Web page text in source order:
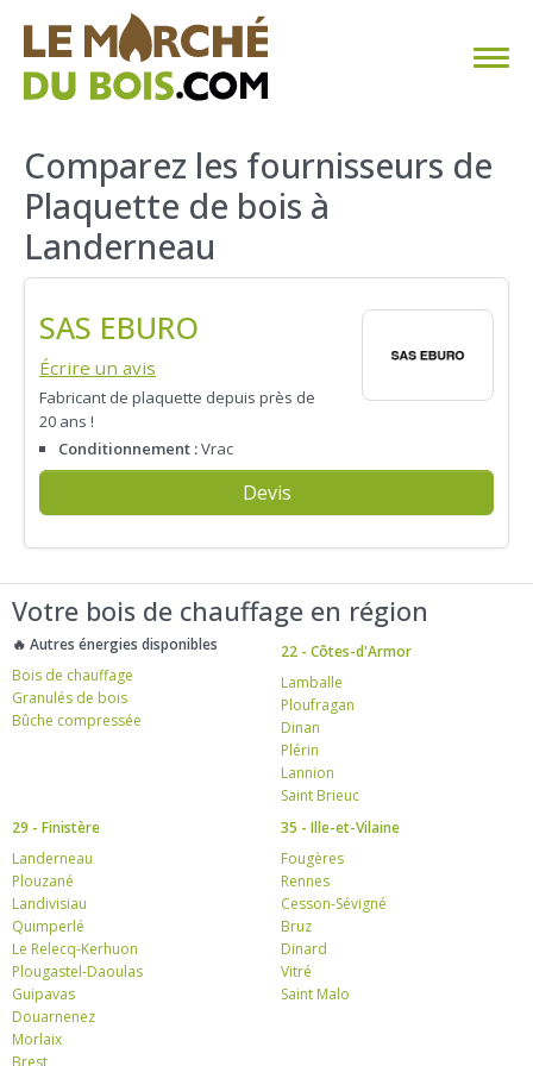
CHAUFFAGE AU BOIS
FAQ
CALCULER SA CONSOMMATION
TROUVER SON FOURNISSEUR
BLOG
ESPACE PRO
Comparez les fournisseurs de
Plaquette de bois à
Landerneau
SAS EBURO
Écrire un avis
Fabricant de plaquette depuis près de
20 ans !
Conditionnement :Vrac
Devis
Votre bois de chauffage en région
🔥 Autres énergies disponibles
Bois de chauffage
Granulés de bois
Bûche compressée
22 - Côtes-d'Armor
Lamballe
Ploufragan
Dinan
Plérin
Lannion
Saint Brieuc
29 - Finistère
Landerneau
Plouzané
Landivisiau
Quimperlé
Le Relecq-Kerhuon
Plougastel-Daoulas
Guipavas
Douarnenez
Morlaix
35 - Ille-et-Vilaine
Fougères
Rennes
Cesson-Sévigné
Bruz
Dinard
Vitré
Saint Malo